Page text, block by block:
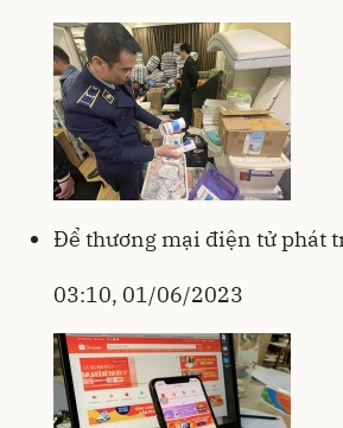
Để thương mại điện tử phát
03:10, 01/06/2023